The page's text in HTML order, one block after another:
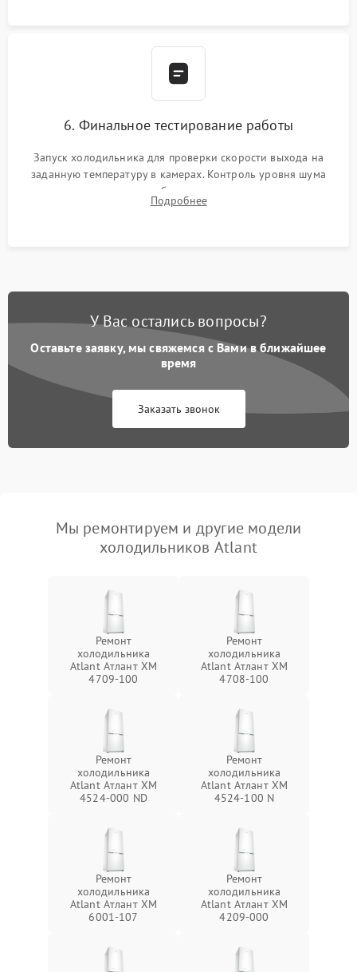
6. Финальное тестирование работы
Запуск холодильника для проверки скорости выхода на
заданную температуру в камерах. Контроль уровня шума
компрессора, отсутствия обмерзания стенок и корректного
срабатывания системы автоматической оттайки.
Подробнее
У Вас остались вопросы?
Оставьте заявку, мы свяжемся с Вами в ближайшее
время
Заказать звонок
Мы ремонтируем и другие модели
холодильников Atlant
Ремонт
холодильника
Atlant Атлант XM
4709-100
Ремонт
холодильника
Atlant Атлант XM
4708-100
Ремонт
холодильника
Atlant Атлант ХМ
4524-000 ND
Ремонт
холодильника
Atlant Атлант ХМ
4524-100 N
Ремонт
холодильника
Atlant Атлант ХМ
6001-107
Ремонт
холодильника
Atlant Атлант ХМ
4209-000